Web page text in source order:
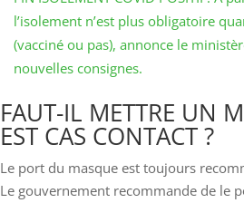
l’isolement n’est plus obligatoire
(vacciné ou pas), annonce le
nouvelles consignes.
FAUT-IL METTRE UN
EST CAS CONTACT ?
Le port du masque est toujours
Le gouvernement recommande de le